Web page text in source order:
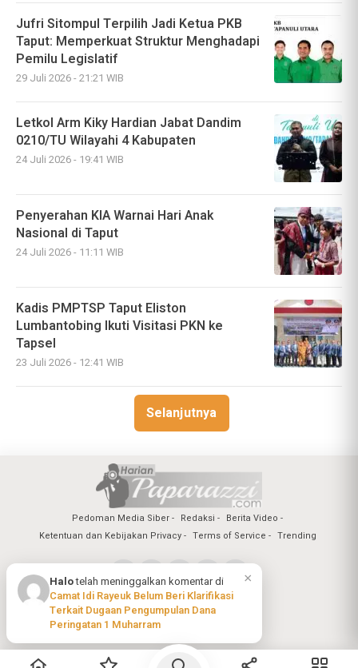
Jufri Sitompul Terpilih Jadi Ketua PKB
Taput: Memperkuat Struktur Menghadapi
Pemilu Legislatif
29 Juli 2026 - 21:21 WIB
Letkol Arm Kiky Hardian Jabat Dandim
0210/TU Wilayahi 4 Kabupaten
24 Juli 2026 - 19:41 WIB
Penyerahan KIA Warnai Hari Anak
Nasional di Taput
24 Juli 2026 - 11:11 WIB
Kadis PMPTSP Taput Eliston
Lumbantobing Ikuti Visitasi PKN ke
Tapsel
23 Juli 2026 - 12:41 WIB
Selanjutnya
Pedoman Media Siber Redaksi
Berita Video
Ketentuan dan Kebijakan Privacy
Terms of Service Trending
Copyright @2026 Harian Paparazzi
All Rights Reserved
×
Halotelah meninggalkan komentar di
Camat Idi Rayeuk Belum Beri Klarifikasi
Terkait Dugaan Pengumpulan Dana
Peringatan 1 Muharram